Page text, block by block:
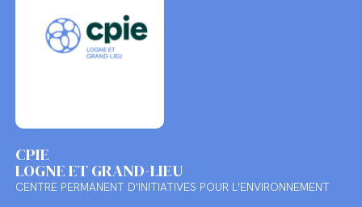
CPIE
LOGNE ET GRAND-LIEU
CENTRE PERMANENT D'INITIATIVES POUR L'ENVIRONNEMENT